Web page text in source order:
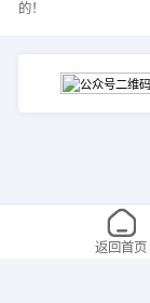
的！
返回首页